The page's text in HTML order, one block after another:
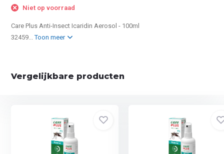
Niet op voorraad
Care Plus Anti-Insect Icaridin Aerosol - 100ml
32459...Toon meer
Vergelijkbare producten